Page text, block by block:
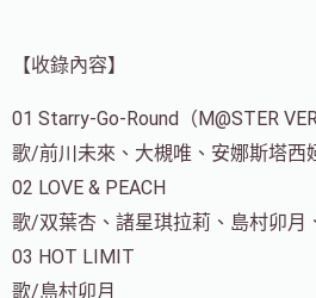
【收錄內容】
01 Starry-Go-Round（M@STER
歌/前川未來、大槻唯、安娜斯塔西
02 LOVE & PEACH
歌/双葉杏、諸星琪拉莉、島村卯月
03 HOT LIMIT
歌/島村卯月